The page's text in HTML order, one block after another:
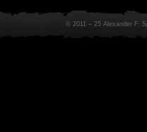
© 2011 – 25 Alexander F.